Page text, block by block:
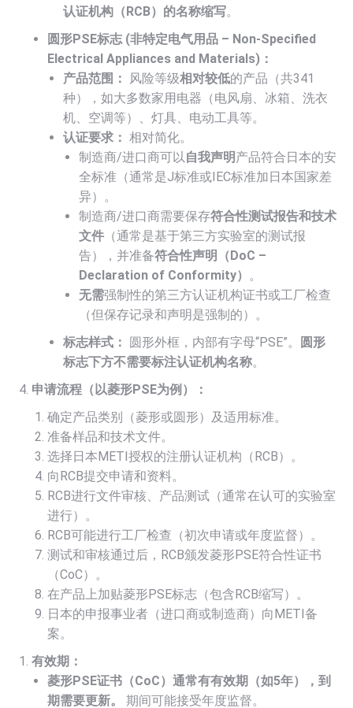
认证机构（RCB）的名称缩写。
圆形PSE标志 (非特定电气用品 – Non-Specified
Electrical Appliances and Materials)：
产品范围：
风险等级相对较低的产品（共341
种），如大多数家用电器（电风扇、冰箱、洗衣
机、空调等）、灯具、电动工具等。
认证要求： 相对简化。
制造商/进口商可以自我声明产品符合日本的安
全标准（通常是J标准或IEC标准加日本国家差
异）。
制造商/进口商需要保存符合性测试报告和技术
文件 （通常是基于第三方实验室的测试报
告），并准备符合性声明（DoC –
Declaration of Conformity） 。
无需强制性的第三方认证机构证书或工厂检查
（但保存记录和声明是强制的）。
标志样式： 圆形外框，内部有字母“PSE”。
圆形
标志下方不需要标注认证机构名称。
申请流程（以菱形PSE为例）：
确定产品类别（菱形或圆形）及适用标准。
准备样品和技术文件。
选择日本METI授权的注册认证机构（RCB）。
向RCB提交申请和资料。
RCB进行文件审核、产品测试（通常在认可的实验室
进行）。
RCB可能进行工厂检查（初次申请或年度监督）。
测试和审核通过后，RCB颁发菱形PSE符合性证书
（CoC）。
在产品上加贴菱形PSE标志（包含RCB缩写）。
日本的申报事业者（进口商或制造商）向METI备
案。
有效期：
菱形PSE证书（CoC）通常有有效期（如5年），到
期需要更新。
期间可能接受年度监督。